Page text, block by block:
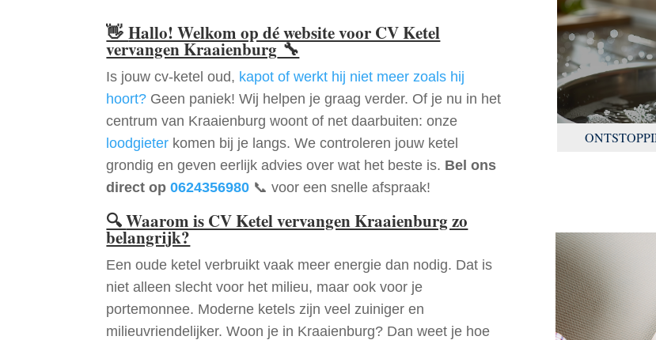
👋Hallo! Welkom op dé website voor CV Ketel
vervangen Kraaienburg🔧
Is jouw cv-ketel oud, kapot of werkt hij niet meer zoals hij
hoort? Geen paniek! Wij helpen je graag verder. Of je nu in het
centrum van Kraaienburg woont of net daarbuiten: onze
loodgieter komen bij je langs. We controleren jouw ketel
grondig en geven eerlijk advies over wat het beste is. Bel ons
direct op0624356980 📞 voor een snelle afspraak!
🔍Waarom is CV Ketel vervangen Kraaienburg zo
belangrijk?
Een oude ketel verbruikt vaak meer energie dan nodig. Dat is
niet alleen slecht voor het milieu, maar ook voor je
portemonnee. Moderne ketels zijn veel zuiniger en
milieuvriendelijker. Woon je in Kraaienburg? Dan weet je hoe